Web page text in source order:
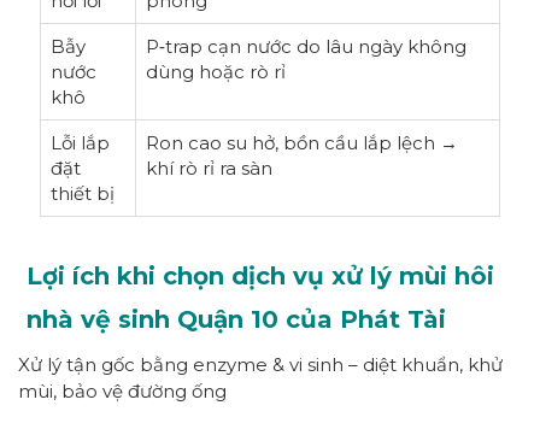
Bẫy
nước
khô
P‑trap cạn nước do lâu ngày không
dùng hoặc rò rỉ
Lỗi lắp
đặt
thiết bị
Ron cao su hở, bồn cầu lắp lệch →
khí rò rỉ ra sàn
Lợi ích khi chọn dịch vụ xử lý mùi hôi
nhà vệ sinh Quận 10 của Phát Tài
Xử lý tận gốc bằng enzyme & vi sinh – diệt khuẩn, khử
mùi, bảo vệ đường ống